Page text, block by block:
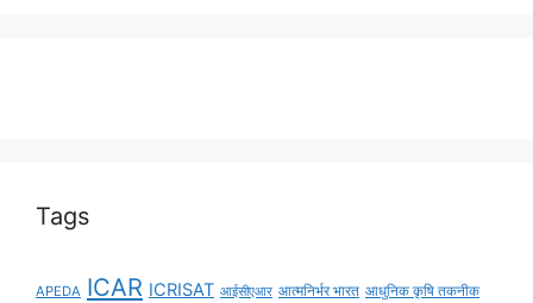
Tags
APEDA ICAR ICRISAT आईसीएआर आत्मनिर्भर भारत आधुनिक कृषि तकनीक